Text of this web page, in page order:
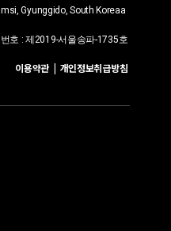
Gyunggido, South Koreaa
호 : 제2019-서울송파-1735호
이용약관 | 개인정보취급방침